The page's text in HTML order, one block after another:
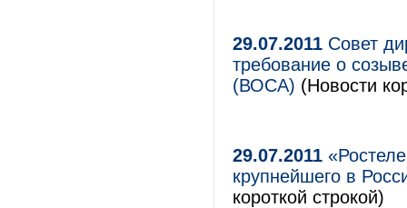
29.07.2011 Совет
требование о
(ВОСА) (Новости
29.07.2011
крупнейшего в
короткой строкой)